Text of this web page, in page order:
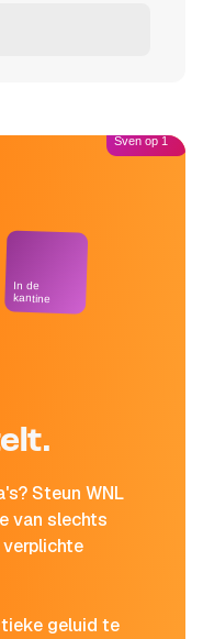
Steun WNL
van slechts
geluid te
In de
kantine
Sven op 1